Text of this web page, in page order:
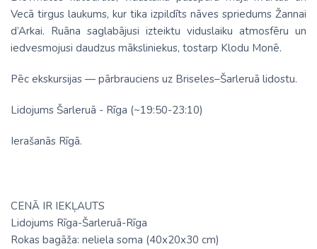
Vecā tirgus laukums, kur tika izpildīts nāves spriedums Žannai
d’Arkai. Ruāna saglabājusi izteiktu viduslaiku atmosfēru un
iedvesmojusi daudzus māksliniekus, tostarp Klodu Monē.
Pēc ekskursijas — pārbrauciens uz Briseles–Šarleruā lidostu.
Lidojums Šarleruā - Rīga (~19:50-23:10)
Ierašanās Rīgā.
CENĀ IR IEKĻAUTS
Lidojums Rīga-Šarleruā-Rīga
Rokas bagāža: neliela soma (40х20х30 cm)